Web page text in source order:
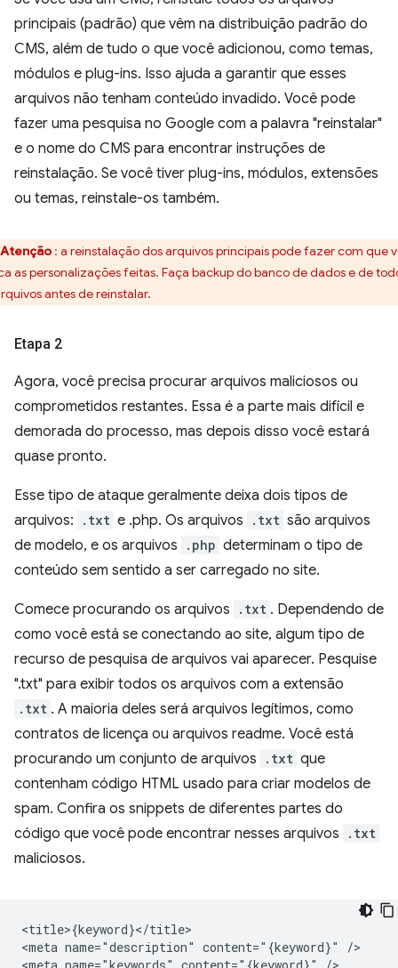
principais (padrão) que vêm na distribuição padrão do
CMS, além de tudo o que você adicionou, como temas,
módulos e plug-ins. Isso ajuda a garantir que esses
arquivos não tenham conteúdo invadido. Você pode
fazer uma pesquisa no Google com a palavra "reinstalar"
e o nome do CMS para encontrar instruções de
reinstalação. Se você tiver plug-ins, módulos, extensões
ou temas, reinstale-os também.
Atenção : a reinstalação dos arquivos principais pode fazer com que
as personalizações feitas. Faça backup do banco de dados e de
antes de reinstalar.
Etapa 2
Agora, você precisa procurar arquivos maliciosos ou
comprometidos restantes. Essa é a parte mais difícil e
demorada do processo, mas depois disso você estará
quase pronto.
Esse tipo de ataque geralmente deixa dois tipos de
arquivos:
.txt e .php. Os arquivos .txt são arquivos
de modelo, e os arquivos
.php determinam o tipo de
conteúdo sem sentido a ser carregado no site.
Comece procurando os arquivos .txt . Dependendo de
como você está se conectando ao site, algum tipo de
recurso de pesquisa de arquivos vai aparecer. Pesquise
".txt" para exibir todos os arquivos com a extensão
.txt . A maioria deles será arquivos legítimos, como
contratos de licença ou arquivos readme. Você está
procurando um conjunto de arquivos
.txt que
contenham código HTML usado para criar modelos de
spam. Confira os snippets de diferentes partes do
código que você pode encontrar nesses arquivos
.txt
maliciosos.
<title>{keyword}</title>
<meta name="description" content="{keyword}" />